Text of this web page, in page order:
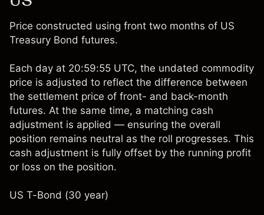
Price constructed using front two months of US
Treasury Bond futures.
Each day at 20:59:55 UTC, the undated commodity
price is adjusted to reflect the difference between
the settlement price of front- and back-month
futures. At the same time, a matching cash
adjustment is applied — ensuring the overall
position remains neutral as the roll progresses. This
cash adjustment is fully offset by the running profit
or loss on the position.
US T-Bond (30 year)